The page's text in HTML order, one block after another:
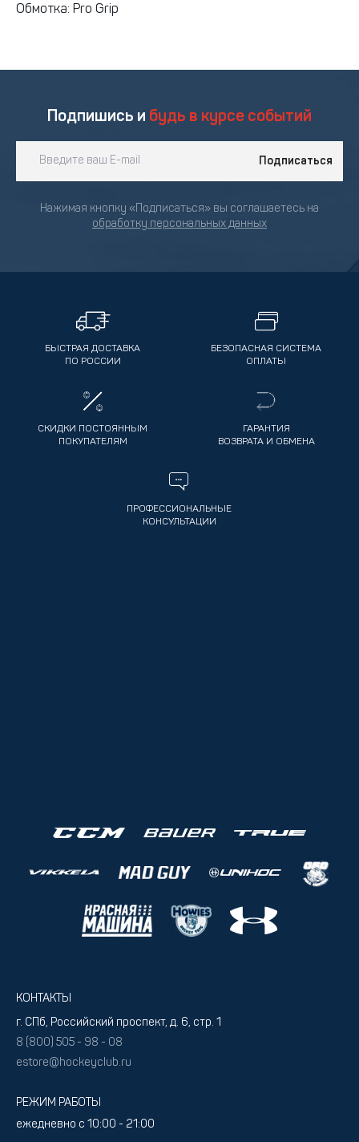
Обмотка: Pro Grip
Подпишись и будь в курсе событий
Подписаться
Нажимая кнопку «Подписаться» вы соглашаетесь на
обработку персональных данных
БЫСТРАЯ ДОСТАВКА
ПО РОССИИ
БЕЗОПАСНАЯ СИСТЕМА
ОПЛАТЫ
СКИДКИ ПОСТОЯННЫМ
ПОКУПАТЕЛЯМ
ГАРАНТИЯ
ВОЗВРАТА И ОБМЕНА
ПРОФЕССИОНАЛЬНЫЕ
КОНСУЛЬТАЦИИ
КОНТАКТЫ
г. СПб, Российский проспект, д. 6, стр. 1
8 (800) 505 - 98 - 08
estore@hockeyclub.ru
РЕЖИМ РАБОТЫ
ежедневно с 10:00 - 21:00